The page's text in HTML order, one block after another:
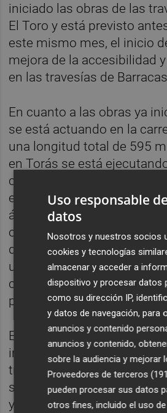
iniciado las obras de las
El Toro y está previsto
este mismo mes, el inicio
mejora de la accesibilidad
en las travesías de
En cuanto a las obras ya
se está actuando en la
una longitud total de 595
en Torás se está
carreteras CV-236, en 190
explicado el vicepresidente
área de Infraestructuras,
obras consisten en la
de la travesía así como la
una plataforma única para
circulación de peatones y
prioridad a los primeros".
En este punto, el
incidido en que el plan de
travesías y accesos
seguridad vial peatonal en
y periurbano, dándoles
Uso responsable
datos
Nosotros y nuestros socios
cookies y tecnologías
almacenar y acceder a
dispositivo y procesar datos
como su dirección IP,
y datos de navegación, para
anuncios y contenido
anuncios y contenido,
sobre la audiencia y mejorar
Proveedores de terceros
pueden procesar sus datos
otros fines, incluido el uso